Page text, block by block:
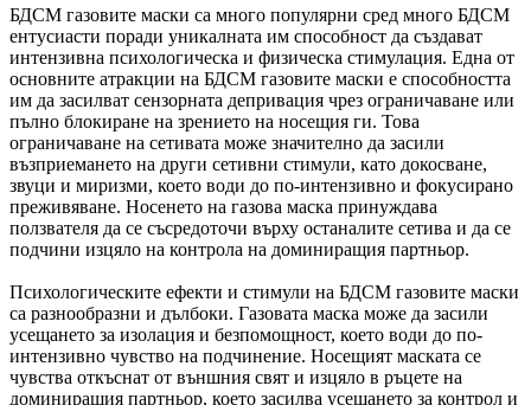
БДСМ газовите маски са много популярни сред много БДСМ
ентусиасти поради уникалната им способност да създават
интензивна психологическа и физическа стимулация. Една от
основните атракции на БДСМ газовите маски е способността
им да засилват сензорната депривация чрез ограничаване или
пълно блокиране на зрението на носещия ги. Това
ограничаване на сетивата може значително да засили
възприемането на други сетивни стимули, като докосване,
звуци и миризми, което води до по-интензивно и фокусирано
преживяване. Носенето на газова маска принуждава
ползвателя да се съсредоточи върху останалите сетива и да се
подчини изцяло на контрола на доминиращия партньор.
Психологическите ефекти и стимули на БДСМ газовите маски
са разнообразни и дълбоки. Газовата маска може да засили
усещането за изолация и безпомощност, което води до по-
интензивно чувство на подчинение. Носещият маската се
чувства откъснат от външния свят и изцяло в ръцете на
доминиращия партньор, което засилва усещането за контрол и